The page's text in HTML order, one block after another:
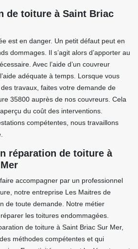
de toiture à Saint Briac
est en danger. Un petit défaut peut en
dommages. Il s’agit alors d’apporter au
Avec l’aide d’un couvreur
adéquate à temps. Lorsque vous
travaux, faites votre demande de
35800 auprès de nos couvreurs. Cela
du coût des interventions.
compétentes, nous travaillons
réparation de toiture à
accompagner par un professionnel
notre entreprise Les Maitres de
de toute demande. Notre métier
les toitures endommagées.
de toiture à Saint Briac Sur Mer,
méthodes compétentes et qui